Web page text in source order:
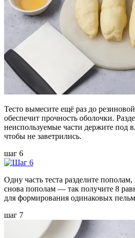
Тесто вымесите ещё раз до
обеспечит прочность оболочки.
неиспользуемые части держите под
чтобы не заветрились.
шаг 6
Одну часть теста разделите
снова пополам — так получите 8
для формирования одинаковых
шаг 7